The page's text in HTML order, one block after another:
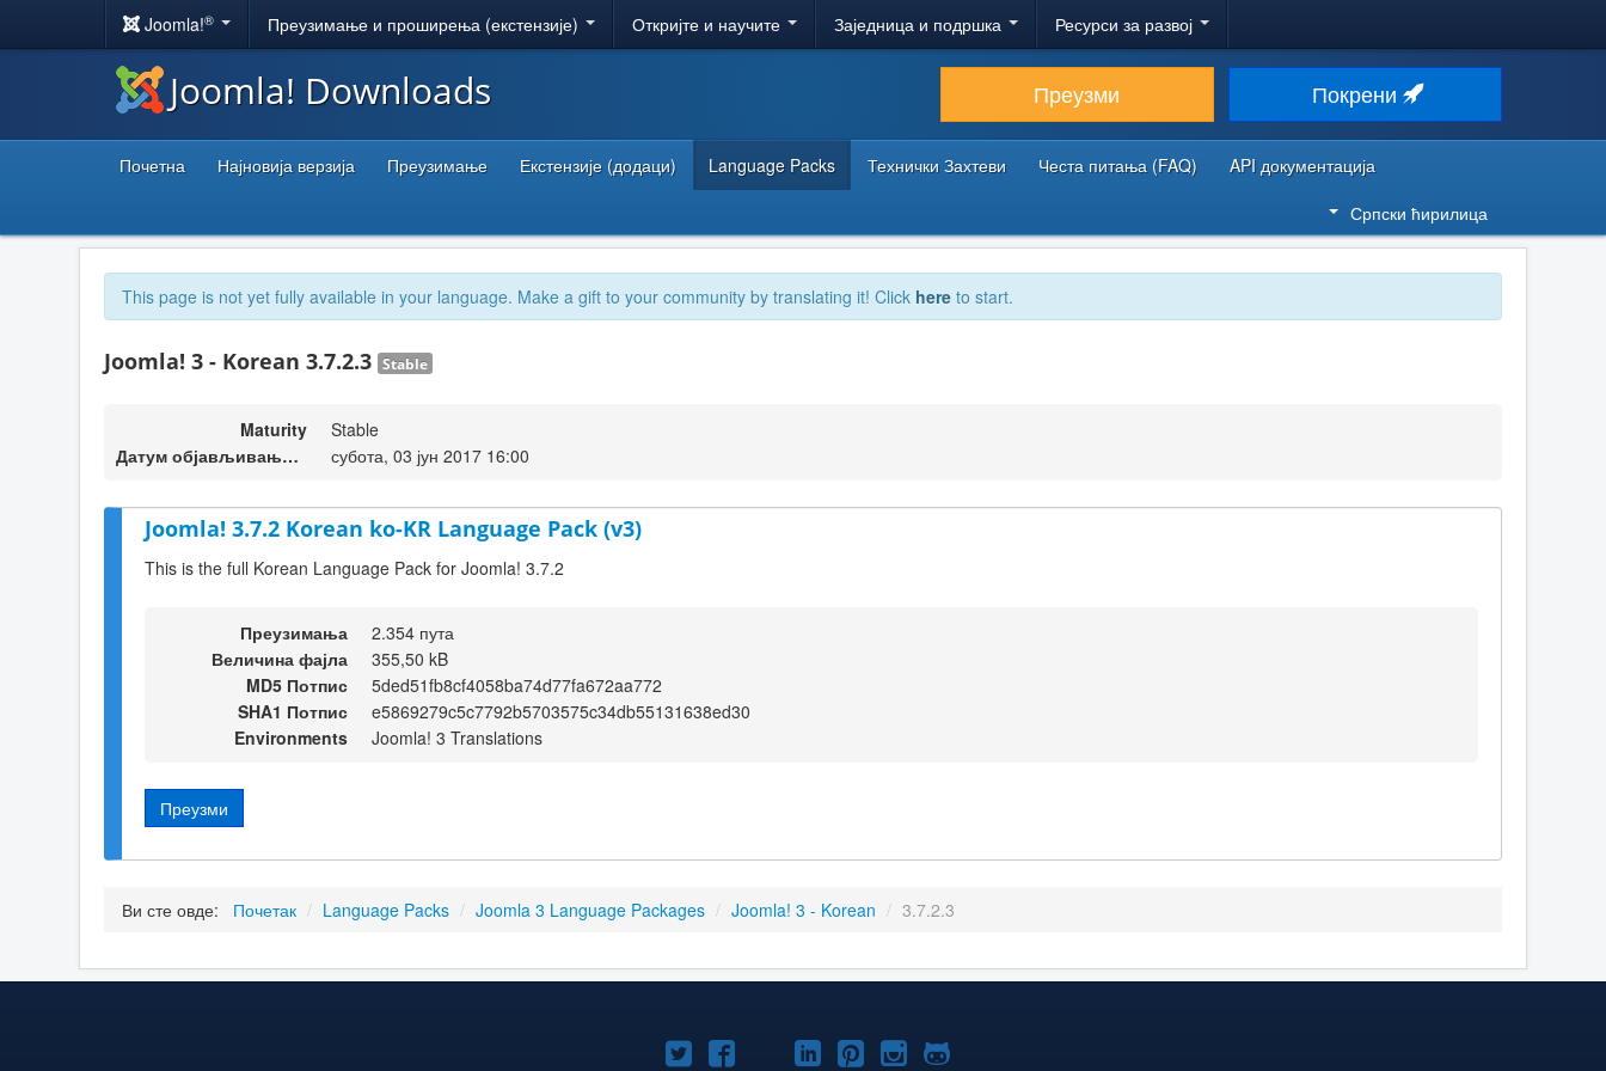
Joomla!® Преузимање и проширења (екстензије) Откријте и научите Заједница и подршка Ресурси за развој
Joomla! Downloads Преузми Покрени
Почетна Најновија верзија Преузимање Екстензије (додаци) Language Packs Технички Захтеви Честа питања (FAQ)
API документација
Српски ћирилица
This page is not yet fully available in your language. Make a gift to your community by translating it! Click here to start.
Joomla! 3 - Korean 3.7.2.3 Stable
Maturity
Stable
Датум објављивања верзије
субота, 03 јун 2017 16:00
Joomla! 3.7.2 Korean ko-KR Language Pack (v3)
This is the full Korean Language Pack for Joomla! 3.7.2
Преузимања
2.354 пута
Величина фајла
355,50 kB
MD5 Потпис
5ded51fb8cf4058ba74d77fa672aa772
SHA1 Потпис
e5869279c5c7792b5703575c34db55131638ed30
Environments
Joomla! 3 Translations
Преузми
Ви сте овде: Почетак / Language Packs / Joomla 3 Language Packages / Joomla! 3 - Korean / 3.7.2.3
Joomla!Joomla!Joomla!
Joomla!Joomla!
Joomla!Joomla!